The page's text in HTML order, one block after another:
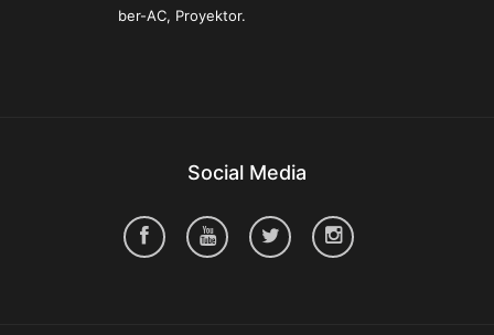
ber-AC, Proyektor.
Social Media